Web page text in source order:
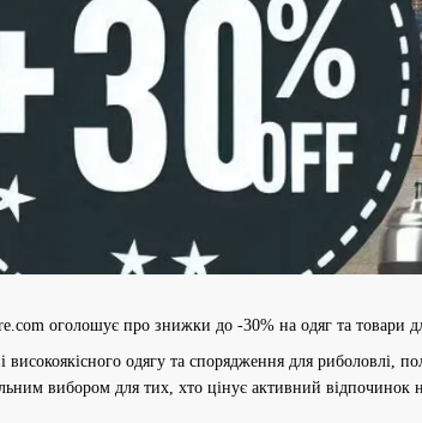
оголошує про знижки до -30% на одяг та товари
одягу та спорядження для риболовлі,
вибором для тих, хто цінує активний відпочинок